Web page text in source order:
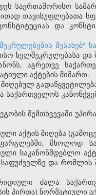
საერთაშორისო
თავისუფლებათა
და
შესახებ“
ხელშეკრულებასა და
აგრეთვე
აქტების მიმართ.
საქართველოს
შემთხვევაში
აქტის მიღება
მხოლოდ
საკანონმდებლო
და რომლის
ძალა
პირთა) ნორმატიული